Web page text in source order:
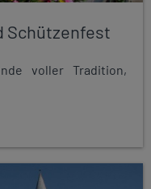
Schützenfest
voller Tradition,